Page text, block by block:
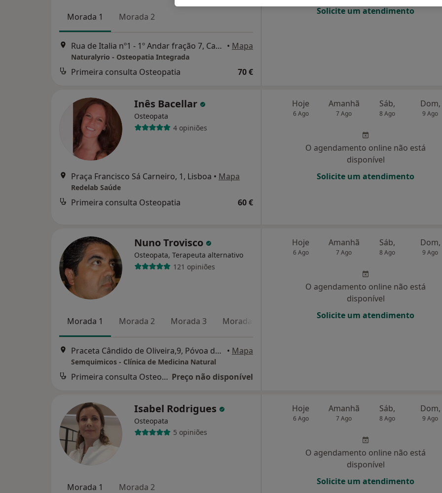
Morada 1 Morada 2
Rua de Italia nº1 - 1º Andar fração 7, Carcavelos • Mapa
Naturalyrio - Osteopatia Integrada
Primeira consulta Osteopatia 70 €
Solicite um atendimento
Inês Bacellar
Osteopata
4 opiniões
Praça Francisco Sá Carneiro, 1, Lisboa • Mapa
Redelab Saúde
Primeira consulta Osteopatia 60 €
Hoje
6 Ago
Amanhã
7 Ago
Sáb,
8 Ago
Dom,
9 Ago
O agendamento online não está
disponível
Solicite um atendimento
Nuno Trovisco
Osteopata, Terapeuta alternativo
121 opiniões
Morada 1 Morada 2 Morada 3 Morada 4 Morada 6
Praceta Cândido de Oliveira,9, Póvoa de Santo Adrião • Mapa
Semquimicos - Clínica de Medicina Natural
Primeira consulta Osteopatia Preço não disponível
Hoje
6 Ago
Amanhã
7 Ago
Sáb,
8 Ago
Dom,
9 Ago
O agendamento online não está
disponível
Solicite um atendimento
Isabel Rodrigues
Osteopata
5 opiniões
Morada 1 Morada 2
Hoje
6 Ago
Amanhã
7 Ago
Sáb,
8 Ago
Dom,
9 Ago
O agendamento online não está
disponível
Solicite um atendimento